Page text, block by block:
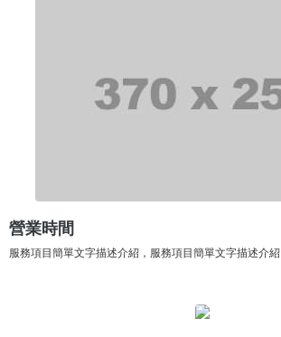
營業時間
服務項目簡單文字描述介紹，服務項目簡單文字描述介紹